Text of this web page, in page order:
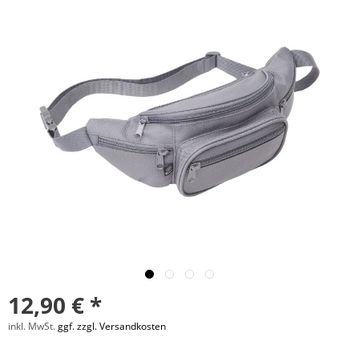
12,90 € *
inkl. MwSt.ggf. zzgl. Versandkosten